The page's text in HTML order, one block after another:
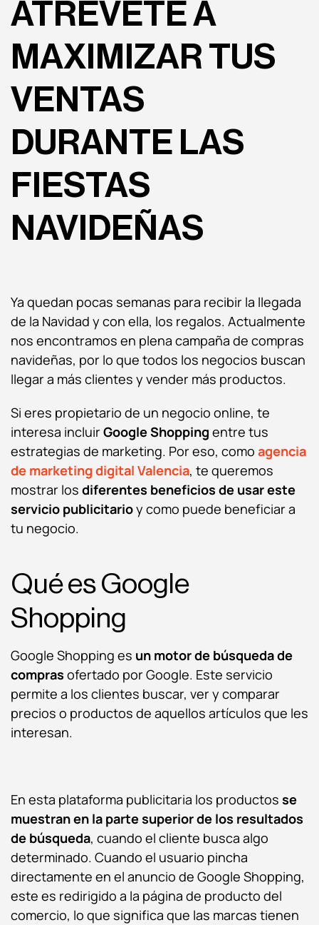
ATRÉVETE A
MAXIMIZAR TUS
VENTAS
DURANTE LAS
FIESTAS
NAVIDEÑAS
Ya quedan pocas semanas para recibir la llegada
de la Navidad y con ella, los regalos. Actualmente
nos encontramos en plena campaña de compras
navideñas, por lo que todos los negocios buscan
llegar a más clientes y vender más productos.
Si eres propietario de un negocio online, te
interesa incluir Google Shopping entre tus
estrategias de marketing. Por eso, como agencia
de marketing digital Valencia, te queremos
mostrar los diferentes beneficios de usar este
servicio publicitarioy como puede beneficiar a
tu negocio.
Qué es Google
Shopping
Google Shopping es un motor de búsqueda de
compras ofertado por Google. Este servicio
permite a los clientes buscar, ver y comparar
precios o productos de aquellos artículos que les
interesan.
En esta plataforma publicitaria los productos se
muestran en la parte superior de los resultados
de búsqueda, cuando el cliente busca algo
determinado. Cuando el usuario pincha
directamente en el anuncio de Google Shopping,
este es redirigido a la página de producto del
comercio, lo que significa que las marcas tienen